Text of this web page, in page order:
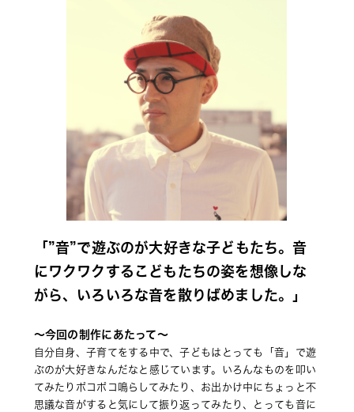
「”音”で遊ぶのが大好きな子どもたち。音
にワクワクするこどもたちの姿を想像しな
がら、いろいろな音を散りばめました。」
〜今回の制作にあたって〜
自分自身、子育てをする中で、子どもはとっても「音」で遊
ぶのが大好きなんだなと感じています。いろんなものを叩い
てみたりポコポコ鳴らしてみたり、お出かけ中にちょっと不
思議な音がすると気にして振り返ってみたり、とっても音に